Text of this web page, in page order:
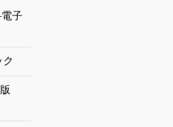
子
ク